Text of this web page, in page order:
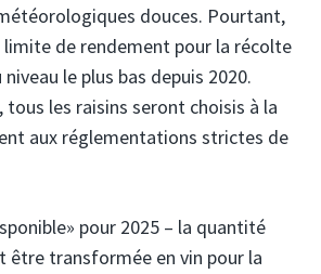
douces. Pourtant,
limite de rendement pour la récolte
le plus bas depuis 2020.
les raisins seront choisis à la
aux réglementations strictes de
pour 2025 – la quantité
être transformée en vin pour la